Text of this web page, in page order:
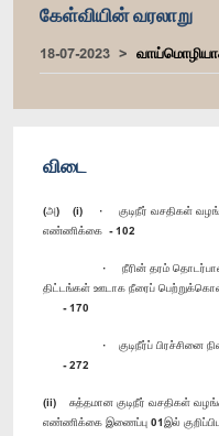
கேள்வியின் வரலாறு
18-07-2023
விடை
(அ) (i) · குடிநீர் வசதிகள்
எண்ணிக்கை - 102
· நீரின் தரம் தொடர்பான
திட்டங்கள் ஊடாக நீரைப்
- 170
· குடிநீர்ப் பிரச்சினை
- 272
(ii) சுத்தமான குடிநீர் வசதிகள்
எண்ணிக்கை இணைப்பு 01இல்